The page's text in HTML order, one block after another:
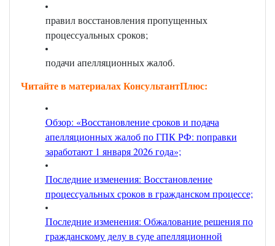
правил восстановления пропущенных
процессуальных сроков;
подачи апелляционных жалоб.
Читайте в материалах КонсультантПлюс:
Обзор: «Восстановление сроков и подача
апелляционных жалоб по ГПК РФ: поправки
заработают 1 января 2026 года»;
Последние изменения: Восстановление
процессуальных сроков в гражданском процессе;
Последние изменения: Обжалование решения по
гражданскому делу в суде апелляционной